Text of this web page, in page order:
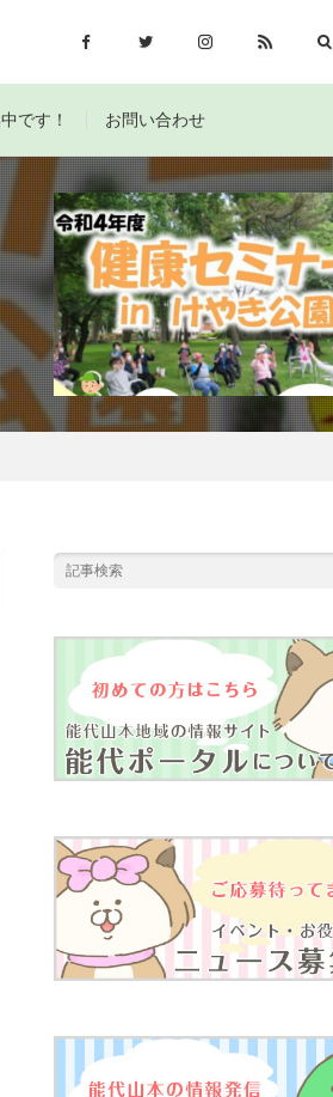
です！ お問い合わせ